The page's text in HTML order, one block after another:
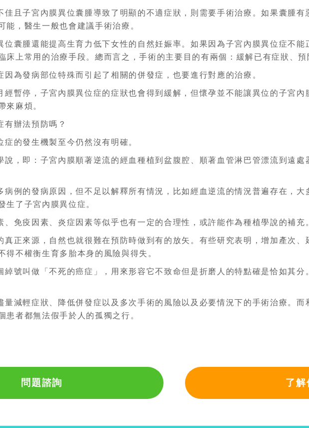
佳且子宮內膜異位囊腫導致了明顯的不適症狀，則需要手術治療。如果囊腫有
能，醫生一般也會建議手術治療。
位囊腫還能提高生育力低下女性的自然妊娠率。如果因為子宮內膜異位症不
床上常用的治療手段。總而言之，手術的主要目的有兩個：緩解已有症狀、預
因為發病部位特殊而引起了相關的併發症，也要進行對應的治療。
經暫停，子宮內膜異位症的症狀也會得到緩解，但懷孕並不能讓異位的子宮
來麻煩。
有辦法預防嗎？
症的發生機製至今仍然沒有明確。
說，即：子宮內膜順著逆流的經血種植到盆腹腔、順著血管淋巴管漂流到遠
病例的發病原因，但不足以解釋所有情況，比如經血逆流的情況普遍存在，大
生了子宮內膜異位症。
、免疫因素、炎症因素等似乎也有一定的合理性，或許能作為種植學說的補充
真正來源，自然也就很難在預防時做到有的放矢。有些研究表明，增加產次
得不權衡生育多胎本身的風險與得失。
綽號叫做「不死的癌症」，用來形容它不致命但是折磨人的特點確是恰如其
量減輕症狀、降低併發症以及多次手術的風險以及必要情況下的手術治療。而
患者都無法假手於人的孤獨之行。
問題諮詢 了解